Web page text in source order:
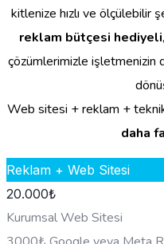
kitlenize hızlı ve ölçülebilir
reklam bütçesi hediyeli
çözümlerimizle işletmenizin
Web sitesi + reklam +
daha
Reklam + Web Sitesi
20.000₺
Kurumsal Web Sitesi